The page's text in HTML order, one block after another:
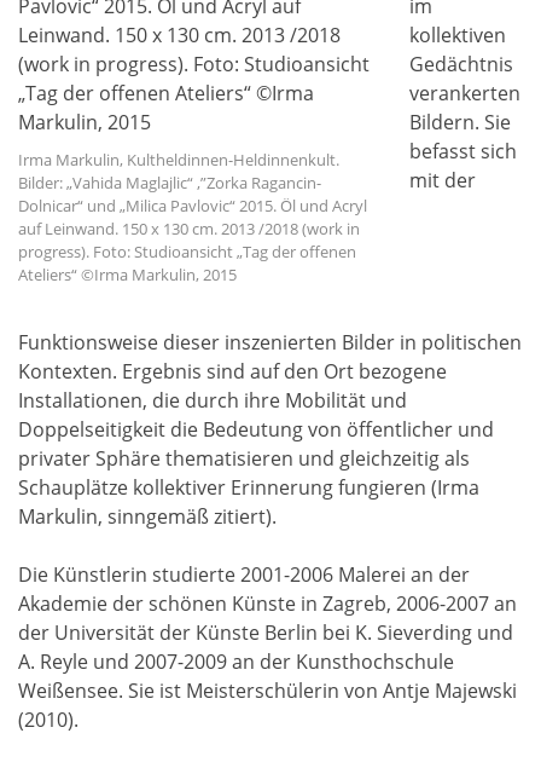
Irma Markulin, Kultheldinnen-Heldinnenkult.
Bilder: „Vahida Maglajlic“ ,”Zorka Ragancin-
Dolnicar“ und „Milica Pavlovic“ 2015. Öl und Acryl
auf Leinwand. 150 x 130 cm. 2013 /2018 (work in
progress). Foto: Studioansicht „Tag der offenen
Ateliers“ ©Irma Markulin, 2015
im
kollektiven
Gedächtnis
verankerten
Bildern. Sie
befasst sich
mit der
Funktionsweise dieser inszenierten Bilder in politischen
Kontexten. Ergebnis sind auf den Ort bezogene
Installationen, die durch ihre Mobilität und
Doppelseitigkeit die Bedeutung von öffentlicher und
privater Sphäre thematisieren und gleichzeitig als
Schauplätze kollektiver Erinnerung fungieren (Irma
Markulin, sinngemäß zitiert).
Die Künstlerin studierte 2001-2006 Malerei an der
Akademie der schönen Künste in Zagreb, 2006-2007 an
der Universität der Künste Berlin bei K. Sieverding und
A. Reyle und 2007-2009 an der Kunsthochschule
Weißensee. Sie ist Meisterschülerin von Antje Majewski
(2010).